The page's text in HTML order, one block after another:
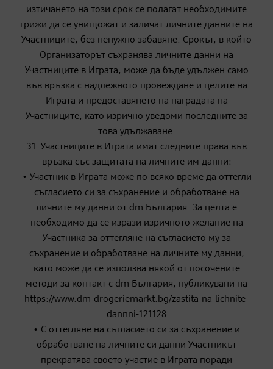
изтичането на този срок се полагат необходимите
грижи да се унищожат и заличат личните данните на
Участниците, без ненужно забавяне. Срокът, в който
Организаторът съхранява личните данни на
Участниците в Играта, може да бъде удължен само
във връзка с надлежното провеждане и целите на
Играта и предоставянето на наградата на
Участниците, като изрично уведоми последните за
това удължаване.
31. Участниците в Играта имат следните права във
връзка със защитата на личните им данни:
• Участник в Играта може по всяко време да оттегли
съгласието си за съхранение и обработване на
личните му данни от dm България. За целта е
необходимо да се изрази изричното желание на
Участника за оттегляне на съгласието му за
съхранение и обработване на личните му данни,
като може да се използва някой от посочените
методи за контакт с dm България, публикувани на
https://www.dm-drogeriemarkt.bg/zastita-na-lichnite-
dannni-121128
• С оттегляне на съгласието си за съхранение и
обработване на личните си данни Участникът
прекратява своето участие в Играта поради